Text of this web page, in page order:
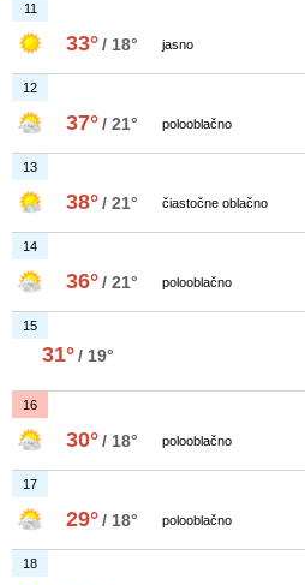
11
33°/ 18° jasno
12
37°/ 21° polooblačno
13
38°/ 21° čiastočne oblačno
14
36°/ 21° polooblačno
15
31°/ 19°
16
30°/ 18° polooblačno
17
29°/ 18° polooblačno
18